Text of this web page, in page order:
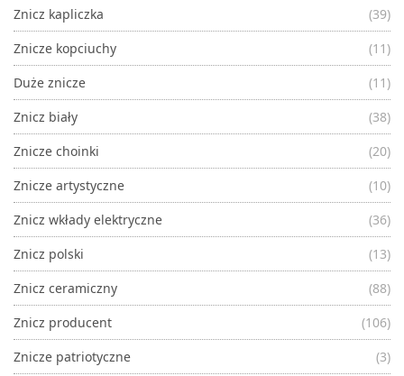
Znicz kapliczka
(39)
Znicze kopciuchy
(11)
Duże znicze
(11)
Znicz biały
(38)
Znicze choinki
(20)
Znicze artystyczne
(10)
Znicz wkłady elektryczne
(36)
Znicz polski
(13)
Znicz ceramiczny
(88)
Znicz producent
(106)
Znicze patriotyczne
(3)